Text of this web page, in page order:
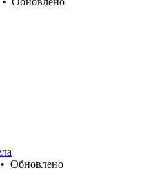
• Обновлено